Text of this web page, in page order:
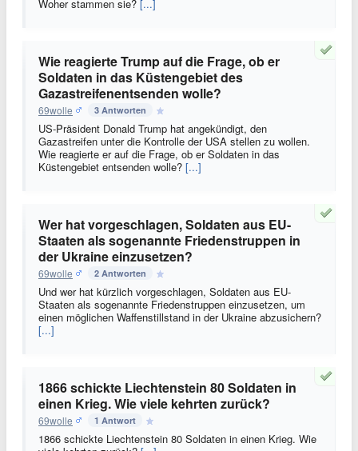
Woher stammen sie? [...]
Wie reagierte Trump auf die Frage, ob er
Soldaten in das Küstengebiet des
Gazastreifenentsenden wolle?
69wolle 3 Antworten
US-Präsident Donald Trump hat angekündigt, den
Gazastreifen unter die Kontrolle der USA stellen zu wollen.
Wie reagierte er auf die Frage, ob er Soldaten in das
Küstengebiet entsenden wolle? [...]
Wer hat vorgeschlagen, Soldaten aus EU-
Staaten als sogenannte Friedenstruppen in
der Ukraine einzusetzen?
69wolle 2 Antworten
Und wer hat kürzlich vorgeschlagen, Soldaten aus EU-
Staaten als sogenannte Friedenstruppen einzusetzen, um
einen möglichen Waffenstillstand in der Ukraine abzusichern?
[...]
1866 schickte Liechtenstein 80 Soldaten in
einen Krieg. Wie viele kehrten zurück?
69wolle 1 Antwort
1866 schickte Liechtenstein 80 Soldaten in einen Krieg. Wie